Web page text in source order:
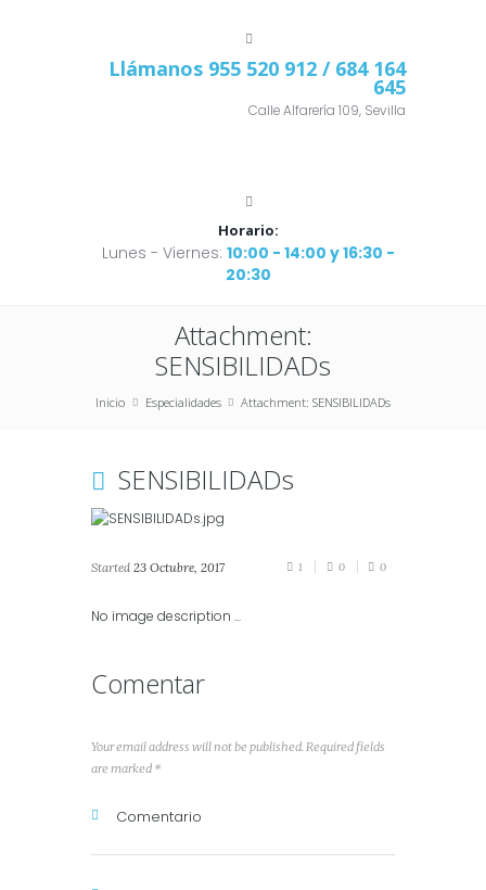
Llámanos 955 520 912 / 684 164
645
Calle Alfarería 109, Sevilla
Horario:
Lunes - Viernes: 10:00 - 14:00 y 16:30 -
20:30
Attachment:
SENSIBILIDADs
Inicio Especialidades Attachment: SENSIBILIDADs
SENSIBILIDADs
Started 23 Octubre, 2017 1 0 0
No image description ...
Comentar
Your email address will not be published. Required fields
are marked *